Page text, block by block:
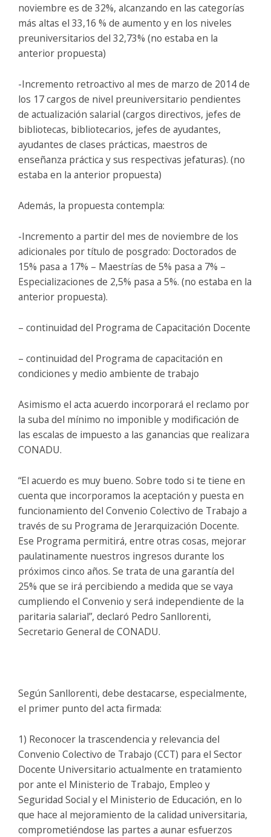
noviembre es de 32%, alcanzando en las categorías
más altas el 33,16 % de aumento y en los niveles
preuniversitarios del 32,73% (no estaba en la
anterior propuesta)
-Incremento retroactivo al mes de marzo de 2014 de
los 17 cargos de nivel preuniversitario pendientes
de actualización salarial (cargos directivos, jefes de
bibliotecas, bibliotecarios, jefes de ayudantes,
ayudantes de clases prácticas, maestros de
enseñanza práctica y sus respectivas jefaturas). (no
estaba en la anterior propuesta)
Además, la propuesta contempla:
-Incremento a partir del mes de noviembre de los
adicionales por título de posgrado: Doctorados de
15% pasa a 17% – Maestrías de 5% pasa a 7% –
Especializaciones de 2,5% pasa a 5%. (no estaba en la
anterior propuesta).
– continuidad del Programa de Capacitación Docente
– continuidad del Programa de capacitación en
condiciones y medio ambiente de trabajo
Asimismo el acta acuerdo incorporará el reclamo por
la suba del mínimo no imponible y modificación de
las escalas de impuesto a las ganancias que realizara
CONADU.
“El acuerdo es muy bueno. Sobre todo si te tiene en
cuenta que incorporamos la aceptación y puesta en
funcionamiento del Convenio Colectivo de Trabajo a
través de su Programa de Jerarquización Docente.
Ese Programa permitirá, entre otras cosas, mejorar
paulatinamente nuestros ingresos durante los
próximos cinco años. Se trata de una garantía del
25% que se irá percibiendo a medida que se vaya
cumpliendo el Convenio y será independiente de la
paritaria salarial”, declaró Pedro Sanllorenti,
Secretario General de CONADU.
Según Sanllorenti, debe destacarse, especialmente,
el primer punto del acta firmada:
1) Reconocer la trascendencia y relevancia del
Convenio Colectivo de Trabajo (CCT) para el Sector
Docente Universitario actualmente en tratamiento
por ante el Ministerio de Trabajo, Empleo y
Seguridad Social y el Ministerio de Educación, en lo
que hace al mejoramiento de la calidad universitaria,
comprometiéndose las partes a aunar esfuerzos